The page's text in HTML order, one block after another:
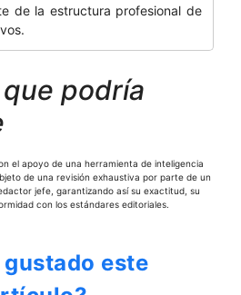
de la estructura profesional de
podría
el apoyo de una herramienta de inteligencia
de una revisión exhaustiva por parte de un
jefe, garantizando así su exactitud, su
con los estándares editoriales.
gustado este